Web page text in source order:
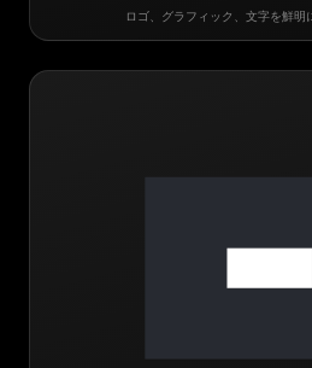
ロゴ、グラフィック、文字を鮮明